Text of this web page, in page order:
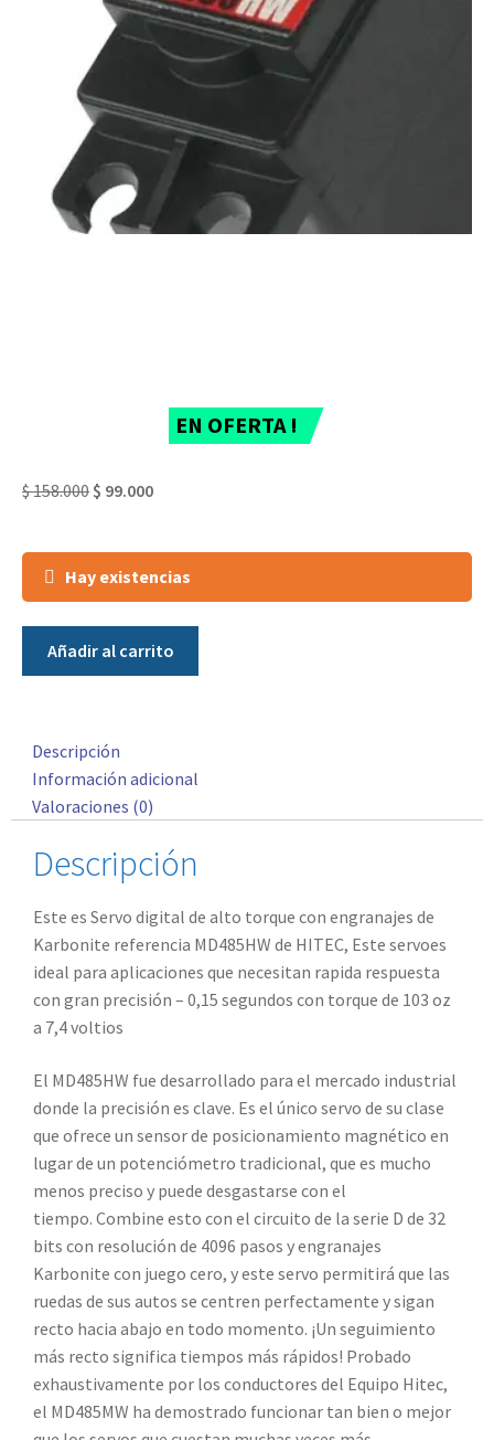
EN OFERTA !
$158.000 $ 99.000
Hay existencias
Añadir al carrito
Descripción
Información adicional
Valoraciones (0)
Descripción
Este es Servo digital de alto torque con engranajes de
Karbonite referencia MD485HW de HITEC, Este servoes
ideal para aplicaciones que necesitan rapida respuesta
con gran precisión – 0,15 segundos con torque de 103 oz
a 7,4 voltios
El MD485HW fue desarrollado para el mercado industrial
donde la precisión es clave. Es el único servo de su clase
que ofrece un sensor de posicionamiento magnético en
lugar de un potenciómetro tradicional, que es mucho
menos preciso y puede desgastarse con el
tiempo. Combine esto con el circuito de la serie D de 32
bits con resolución de 4096 pasos y engranajes
Karbonite con juego cero, y este servo permitirá que las
ruedas de sus autos se centren perfectamente y sigan
recto hacia abajo en todo momento. ¡Un seguimiento
más recto significa tiempos más rápidos! Probado
exhaustivamente por los conductores del Equipo Hitec,
el MD485MW ha demostrado funcionar tan bien o mejor